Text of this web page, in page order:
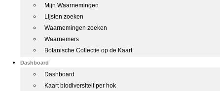
Mijn Waarnemingen
Lijsten zoeken
Waarnemingen zoeken
Waarnemers
Botanische Collectie op de Kaart
Dashboard
Dashboard
Kaart biodiversiteit per hok